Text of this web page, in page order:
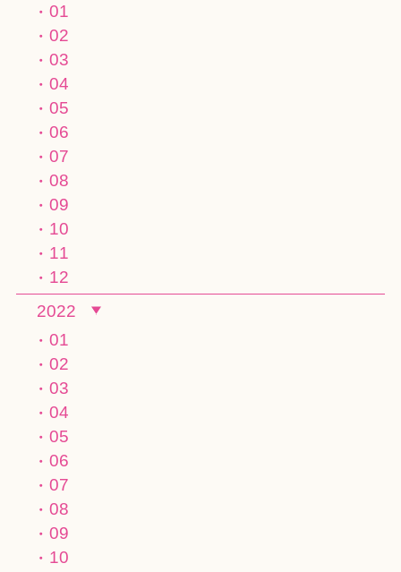
01
02
03
04
05
06
07
08
09
10
11
12
2022
01
02
03
04
05
06
07
08
09
10